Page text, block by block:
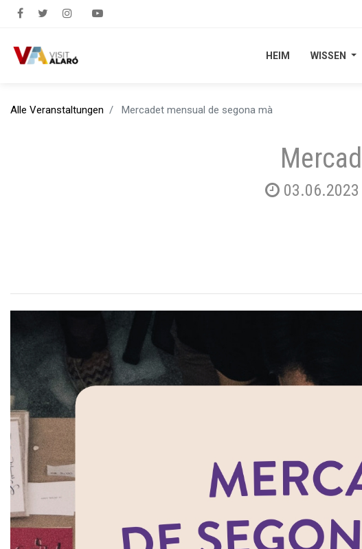
HEIM WISSEN
HEIM WISSEN
Alle Veranstaltungen Mercadet mensual de segona mà
03.06.2023